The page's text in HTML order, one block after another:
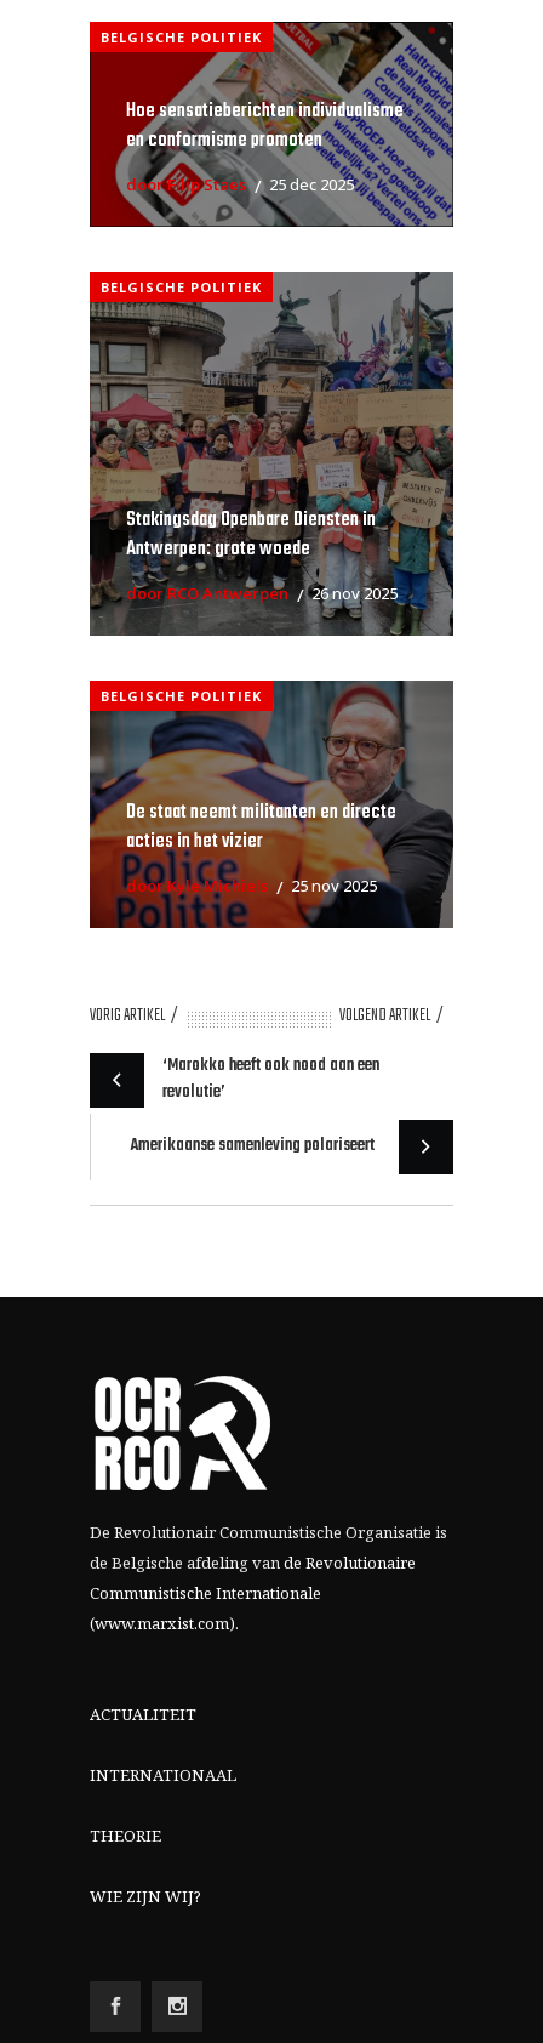
BELGISCHE POLITIEK
Hoe sensatieberichten individualisme
en conformisme promoten
door Filip Staes 25 dec 2025
BELGISCHE POLITIEK
Stakingsdag Openbare Diensten in
Antwerpen: grote woede
door RCO Antwerpen 26 nov 2025
BELGISCHE POLITIEK
De staat neemt militanten en directe
acties in het vizier
door Kyle Michiels 25 nov 2025
VORIG ARTIKEL
VOLGEND ARTIKEL
‘Marokko heeft ook nood aan een
revolutie’
Amerikaanse samenleving polariseert
De Revolutionair Communistische Organisatie is
de Belgische afdeling vande Revolutionaire
Communistische Internationale
(www.marxist.com).
ACTUALITEIT
INTERNATIONAAL
THEORIE
WIE ZIJN WIJ?